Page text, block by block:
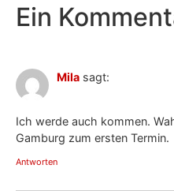
Ein
Mila sagt:
Ich werde auch kommen.
Gamburg zum ersten Termin.
Antworten